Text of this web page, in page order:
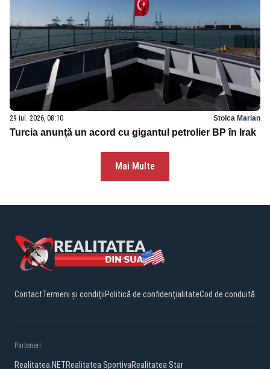
29 iul. 2026, 08:10 Stoica Marian
Turcia anunţă un acord cu gigantul petrolier BP în Irak
Mai Multe
ContactTermeni și condițiiPolitică de confidențialitateCod de conduită
Parteneri:
Realitatea.NETRealitatea SportivaRealitatea Star